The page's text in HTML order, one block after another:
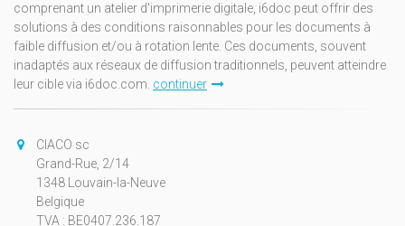
comprenant un atelier d'imprimerie digitale, i6doc peut offrir des
solutions à des conditions raisonnables pour les documents à
faible diffusion et/ou à rotation lente. Ces documents, souvent
inadaptés aux réseaux de diffusion traditionnels, peuvent atteindre
leur cible via i6doc.com. continuer
CIACO sc
Grand-Rue, 2/14
1348 Louvain-la-Neuve
Belgique
TVA : BE0407.236.187